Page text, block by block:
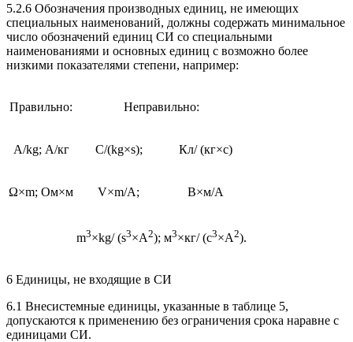
5.2.6 Обозначения производных единиц, не имеющих
специальных наименований, должны содержать минимальное
число обозначений единиц СИ со специальными
наименованиями и основных единиц с возможно более
низкими показателями степени, например:
Правильно: Неправильно:
A/kg; А/кг C/(kg×s); Кл/ (кг×с)
Ω×m; Ом×м V×m/A; В×м/А
m3×kg/ (s3×A2); м3×кг/ (с3×А2).
6 Единицы, не входящие в СИ
6.1 Внесистемные единицы, указанные в таблице 5,
допускаются к применению без ограничения срока наравне с
единицами СИ.